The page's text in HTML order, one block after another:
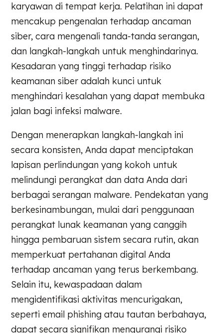
karyawan di tempat kerja. Pelatihan ini dapat
mencakup pengenalan terhadap ancaman
siber, cara mengenali tanda-tanda serangan,
dan langkah-langkah untuk menghindarinya.
Kesadaran yang tinggi terhadap risiko
keamanan siber adalah kunci untuk
menghindari kesalahan yang dapat membuka
jalan bagi infeksi malware.
Dengan menerapkan langkah-langkah ini
secara konsisten, Anda dapat menciptakan
lapisan perlindungan yang kokoh untuk
melindungi perangkat dan data Anda dari
berbagai serangan malware. Pendekatan yang
berkesinambungan, mulai dari penggunaan
perangkat lunak keamanan yang canggih
hingga pembaruan sistem secara rutin, akan
memperkuat pertahanan digital Anda
terhadap ancaman yang terus berkembang.
Selain itu, kewaspadaan dalam
mengidentifikasi aktivitas mencurigakan,
seperti email phishing atau tautan berbahaya,
dapat secara signifikan mengurangi risiko